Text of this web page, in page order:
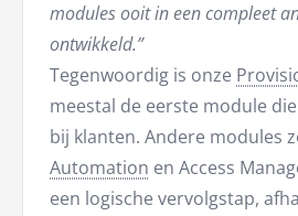
modules ooit in een compleet
ontwikkeld.”
Tegenwoordig is onze
meestal de eerste module
bij klanten. Andere modules
Automation en Access
een logische vervolgstap,